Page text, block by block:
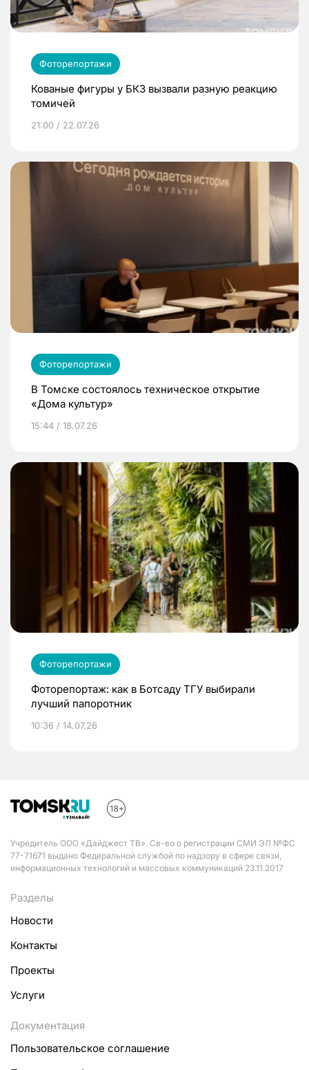
Фоторепортажи
Кованые фигуры у БКЗ вызвали разную реакцию
томичей
21:00 / 22.07.26
Фоторепортажи
В Томске состоялось техническое открытие
«Дома культур»
15:44 / 18.07.26
Фоторепортажи
Фоторепортаж: как в Ботсаду ТГУ выбирали
лучший папоротник
10:36 / 14.07.26
Учредитель ООО «Дайджест ТВ». Св-во о регистрации СМИ ЭЛ №ФС
77-71671 выдано Федеральной службой по надзору в сфере связи,
информационных технологий и массовых коммуникаций 23.11.2017
Разделы
Новости
Контакты
Проекты
Услуги
Документация
Пользовательское соглашение